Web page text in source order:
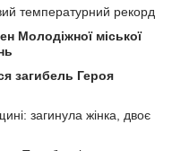
температурний рекорд
Молодіжної міської
загибель Героя
загинула жінка, двоє